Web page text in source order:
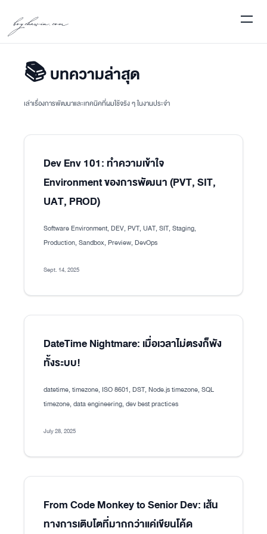
boychawin.com
📚 บทความล่าสุด
เล่าเรื่องการพัฒนาและเทคนิคที่ผมใช้จริง ๆ ในงานประจำ
Dev Env 101: ทำความเข้าใจ
Environment ของการพัฒนา (PVT, SIT,
UAT, PROD)
Software Environment, DEV, PVT, UAT, SIT, Staging,
Production, Sandbox, Preview, DevOps
Sept. 14, 2025
DateTime Nightmare: เมื่อเวลาไม่ตรงก็พัง
ทั้งระบบ!
datetime, timezone, ISO 8601, DST, Node.js timezone, SQL
timezone, data engineering, dev best practices
July 28, 2025
From Code Monkey to Senior Dev: เส้น
ทางการเติบโตที่มากกว่าแค่เขียนโค้ด